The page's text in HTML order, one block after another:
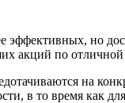
эффективных, но
акций по
на
в то время как